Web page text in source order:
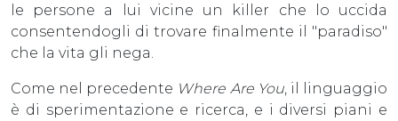
le persone a lui vicine un killer che lo uccida
consentendogli di trovare finalmente il "paradiso"
che la vita gli nega.
Come nel precedente Where Are You, il linguaggio
è di sperimentazione e ricerca, e i diversi piani e